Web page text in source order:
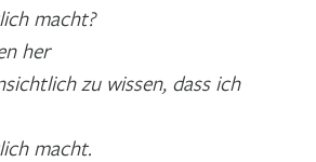
macht?
her
zu wissen, dass ich
macht.